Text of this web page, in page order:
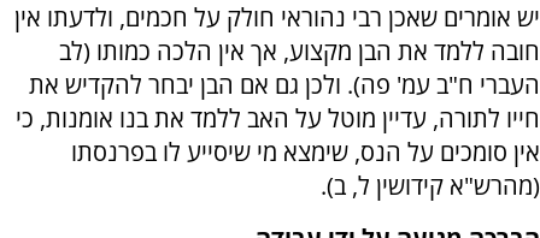
יש אומרים שאכן רבי נהוראי חולק על חכמים, ולדעתו אין
חובה ללמד את הבן מקצוע, אך אין הלכה כמותו (לב
העברי ח"ב עמ' פה). ולכן גם אם הבן יבחר להקדיש את
חייו לתורה, עדיין מוטל על האב ללמד את בנו אומנות, כי
אין סומכים על הנס, שימצא מי שיסייע לו בפרנסתו
(מהרש"א קידושין ל, ב).